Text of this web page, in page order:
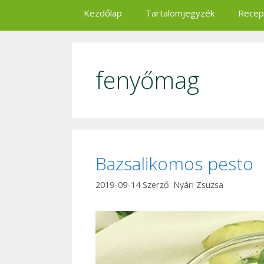
Kezdőlap Tartalomjegyzék
fenyőmag
Bazsalikomos pesto
2019-09-14 Szerző: Nyári Zsuzsa